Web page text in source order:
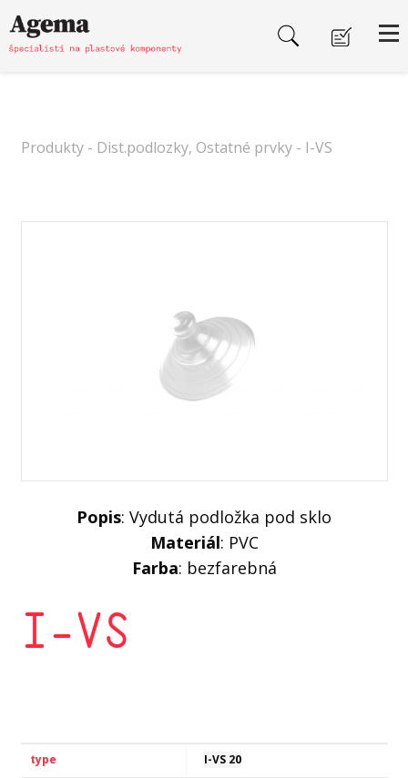
Produkty- Dist.podlozky, Ostatné prvky- I-VS
Popis: Vydutá podložka pod sklo
Materiál: PVC
Farba: bezfarebná
I-VS
I-VS 20